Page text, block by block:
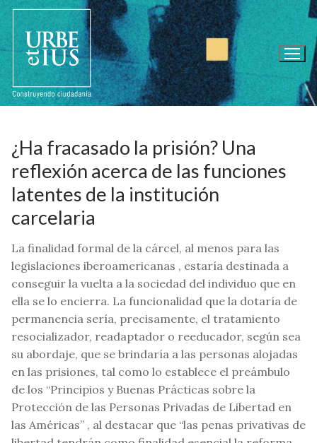
contenido
¿Ha fracasado la prisión? Una
reflexión acerca de las funciones
latentes de la institución
carcelaria
La finalidad formal de la cárcel, al menos para las
legislaciones iberoamericanas , estaría destinada a
conseguir la vuelta a la sociedad del individuo que en
ella se lo encierra. La funcionalidad que la dotaría de
permanencia sería, precisamente, el tratamiento
resocializador, readaptador o reeducador, según sea
su abordaje, que se brindaría a las personas alojadas
en las prisiones, tal como lo establece el preámbulo
de los “Principios y Buenas Prácticas sobre la
Protección de las Personas Privadas de Libertad en
las Américas” , al destacar que “las penas privativas de